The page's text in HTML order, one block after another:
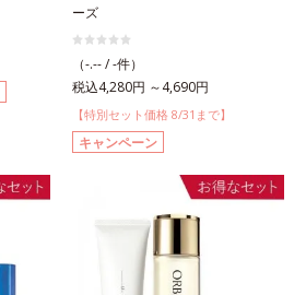
ーズ
（-.-- / -件）
税込4,280円 ～4,690円
【特別セット価格 8/31まで】
キャンペーン